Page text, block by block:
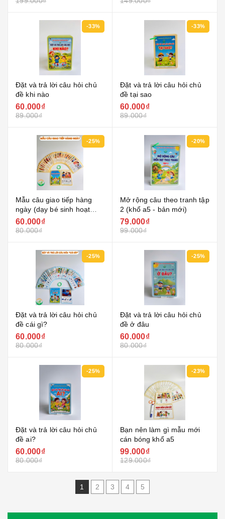
-33%
Đặt và trả lời câu hỏi chủ
đề khi nào
60.000₫
89.000₫
-33%
Đặt và trả lời câu hỏi chủ
đề tại sao
60.000₫
89.000₫
-25%
Mẫu câu giao tiếp hàng
ngày (dạy bé sinh hoạt
hàng ngày) khổ a6
60.000₫
80.000₫
-20%
Mở rộng câu theo tranh tập
2 (khổ a5 - bản mới)
79.000₫
99.000₫
-25%
Đặt và trả lời câu hỏi chủ
đề cái gì?
60.000₫
80.000₫
-25%
Đặt và trả lời câu hỏi chủ
đề ở đâu
60.000₫
80.000₫
-25%
Đặt và trả lời câu hỏi chủ
đề ai?
60.000₫
80.000₫
-23%
Bạn nên làm gì mẫu mới
cán bóng khổ a5
99.000₫
129.000₫
1 2 3 4 5